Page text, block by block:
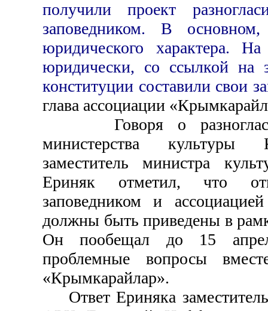
получили проект
заповедником. В основном,
юридического характера.
юридически, со ссылкой на
конституции составили свои
глава ассоциации
Говоря о
министерства
заместитель министра
Ериняк отметил, что
заповедником и
должны быть приведены в
Он пообещал до 15
проблемные вопросы
«Крымкарайлар».
Ответ Ериняка